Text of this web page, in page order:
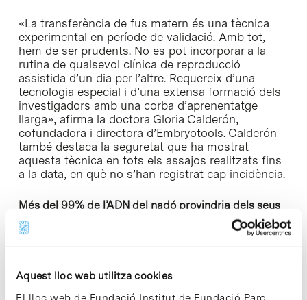
Aquest lloc web utilitza cookies
El lloc web de Fundació Institut de Fundació Parc
«La transferència de fus matern és una tècnica
experimental en període de validació. Amb tot,
hem de ser prudents. No es pot incorporar a la
rutina de qualsevol clínica de reproducció
assistida d’un dia per l’altre. Requereix d’una
tecnologia especial i d’una extensa formació dels
investigadors amb una corba d’aprenentatge
llarga», afirma la doctora Gloria Calderón,
cofundadora i directora d’Embryotools. Calderón
també destaca la seguretat que ha mostrat
aquesta tècnica en tots els assajos realitzats fins
a la data, en què no s’han registrat cap incidència.
Més del 99% de l’ADN del nadó provindria dels seus
pares biològics
Per la seva banda, el doctor Nuno Costa-Borges,
l’accent en un dels avantatges que aporta aquesta
tècnica, respecte a altres de reproducció assistida,